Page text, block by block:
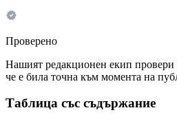
Проверено
Нашият редакционен екип провери
че е била точна към момента на
Таблица със съдържание